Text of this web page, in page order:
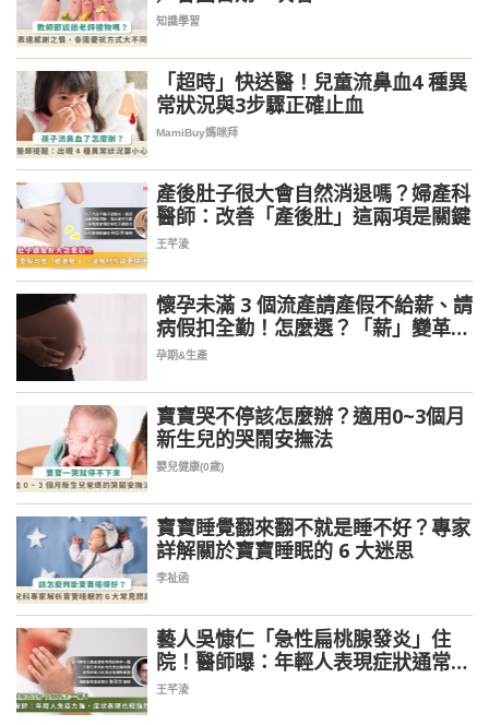
知識學習
「超時」快送醫！兒童流鼻血4 種異
常狀況與3步驟正確止血
MamiBuy媽咪拜
產後肚子很大會自然消退嗎？婦產科
醫師：改善「產後肚」這兩項是關鍵
王芊淩
懷孕未滿 3 個流產請產假不給薪、請
病假扣全勤！怎麼選？「薪」變革最
快 5 月上路
孕期&生產
寶寶哭不停該怎麼辦？適用0~3個月
新生兒的哭鬧安撫法
嬰兒健康(0歲)
寶寶睡覺翻來翻不就是睡不好？專家
詳解關於寶寶睡眠的 6 大迷思
李祉函
藝人吳慷仁「急性扁桃腺發炎」住
院！醫師曝：年輕人表現症狀通常較
嚴重
王芊淩